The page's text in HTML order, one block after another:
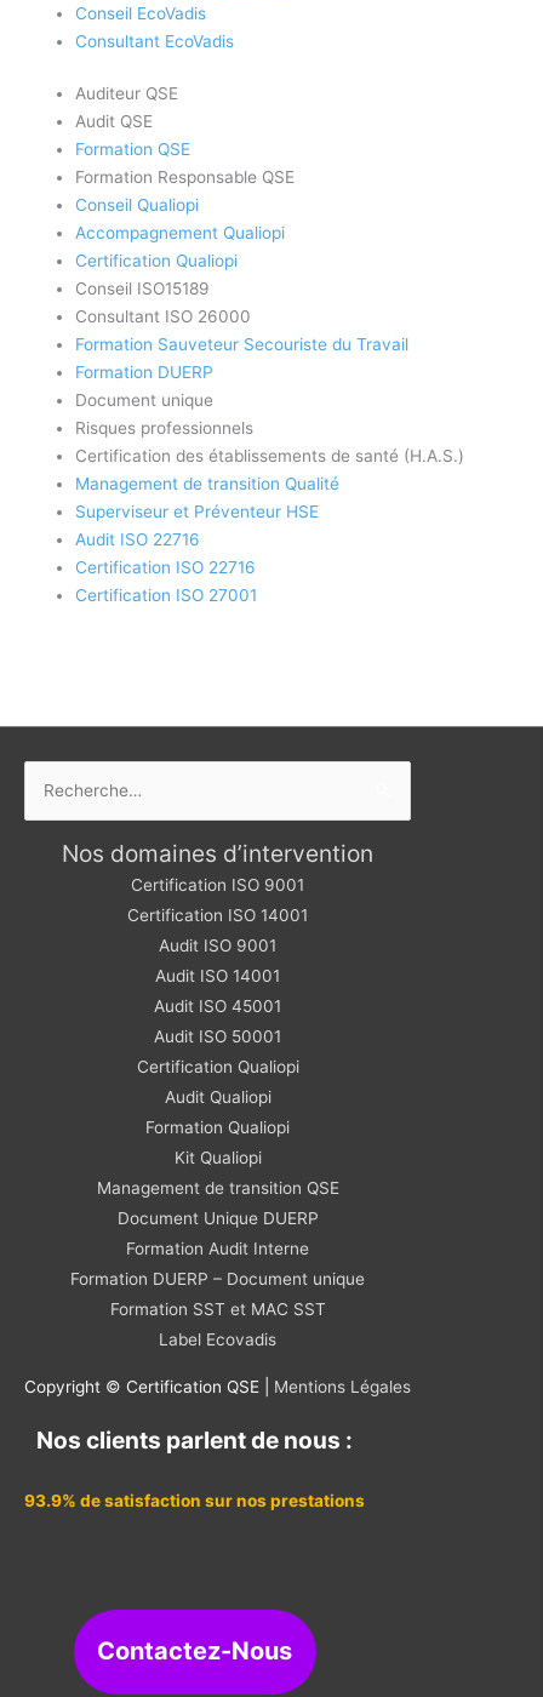
Conseil EcoVadis
Consultant EcoVadis
Auditeur QSE
Audit QSE
Formation QSE
Formation Responsable QSE
Conseil Qualiopi
Accompagnement Qualiopi
Certification Qualiopi
Conseil ISO15189
Consultant ISO 26000
Formation Sauveteur Secouriste du Travail
Formation DUERP
Document unique
Risques professionnels
Certification des établissements de santé (H.A.S.)
Management de transition Qualité
Superviseur et Préventeur HSE
Audit ISO 22716
Certification ISO 22716
Certification ISO 27001
Nos domaines d’intervention
Certification ISO 9001
Certification ISO 14001
Audit ISO 9001
Audit ISO 14001
Audit ISO 45001
Audit ISO 50001
Certification Qualiopi
Audit Qualiopi
Formation Qualiopi
Kit Qualiopi
Management de transition QSE
Document Unique DUERP
Formation Audit Interne
Formation DUERP – Document unique
Formation SST et MAC SST
Label Ecovadis
Copyright © Certification QSE | Mentions Légales
Nos clients parlent de nous :
93.9% de satisfaction sur nos prestations
Contactez-Nous